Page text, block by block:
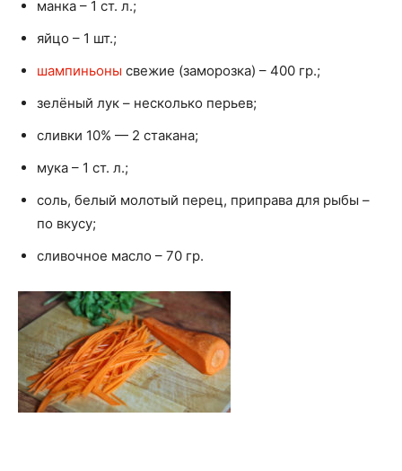
манка – 1 ст. л.;
яйцо – 1 шт.;
шампиньоны свежие (заморозка) – 400 гр.;
зелёный лук – несколько перьев;
сливки 10% — 2 стакана;
мука – 1 ст. л.;
соль, белый молотый перец, приправа для рыбы –
по вкусу;
сливочное масло – 70 гр.